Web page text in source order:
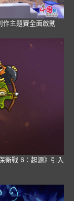
作主題賽全面啟動
衛戰 6：起源》引入